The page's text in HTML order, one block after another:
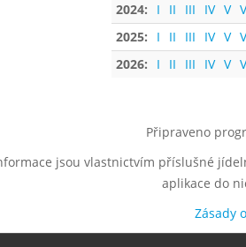
2024:
I II III IV V
2025:
I II III IV V
2026:
I II III IV V
Připraveno
jsou vlastnictvím příslušné
aplikace do
Zásady